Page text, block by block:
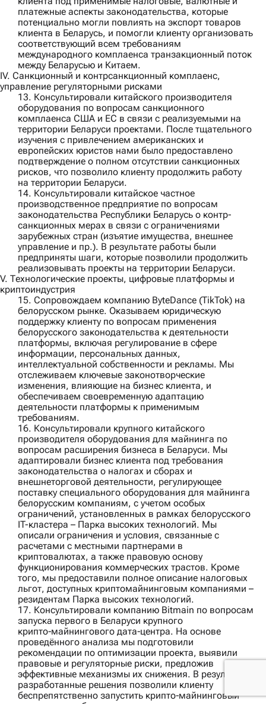
платежные аспекты законодательства, которые
потенциально могли повлиять на экспорт товаров
клиента в Беларусь, и помогли клиенту организовать
соответствующий всем требованиям
международного комплаенса транзакционный поток
между Беларусью и Китаем.
IV. Санкционный и контрсанкционный комплаенс,
управление регуляторными рисками
13. Консультировали китайского производителя
оборудования по вопросам санкционного
комплаенса США и ЕС в связи с реализуемыми на
территории Беларуси проектами. После тщательного
изучения с привлечением американских и
европейских юристов нами было предоставлено
подтверждение о полном отсутствии санкционных
рисков, что позволило клиенту продолжить работу
на территории Беларуси.
14. Консультировали китайское частное
производственное предприятие по вопросам
законодательства Республики Беларусь о контр-
санкционных мерах в связи с ограничениями
зарубежных стран (изъятие имущества, внешнее
управление и пр.). В результате работы были
предприняты шаги, которые позволили продолжить
реализовывать проекты на территории Беларуси.
V. Технологические проекты, цифровые платформы и
криптоиндустрия
15. Сопровождаем компанию ByteDance (TikTok) на
белорусском рынке. Оказываем юридическую
поддержку клиенту по вопросам применения
белорусского законодательства к деятельности
платформы, включая регулирование в сфере
информации, персональных данных,
интеллектуальной собственности и рекламы. Мы
отслеживаем ключевые законотворческие
изменения, влияющие на бизнес клиента, и
обеспечиваем своевременную адаптацию
деятельности платформы к применимым
требованиям.
16. Консультировали крупного китайского
производителя оборудования для майнинга по
вопросам расширения бизнеса в Беларуси. Мы
адаптировали бизнес клиента под требования
законодательства о налогах и сборах и
внешнеторговой деятельности, регулирующее
поставку специального оборудования для майнинга
белорусским компаниям, с учетом особых
ограничений, установленных в рамках белорусского
IT-кластера – Парка высоких технологий. Мы
описали ограничения и условия, связанные с
расчетами с местными партнерами в
криптовалютах, а также правовую основу
функционирования коммерческих трастов. Кроме
того, мы предоставили полное описание налоговых
льгот, доступных криптомайнинговым компаниями –
резидентам Парка высоких технологий.
17. Консультировали компанию Bitmain по вопросам
запуска первого в Беларуси крупного
крипто‑майнингового дата‑центра. На основе
проведённого анализа мы подготовили
рекомендации по оптимизации проекта, выявили
правовые и регуляторные риски, предложив
эффективные механизмы их снижения. В результате
разработанные решения позволили клиенту
беспрепятственно запустить крипто‑майнинговый